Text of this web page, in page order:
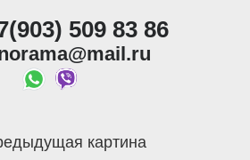
509 83 86
картина